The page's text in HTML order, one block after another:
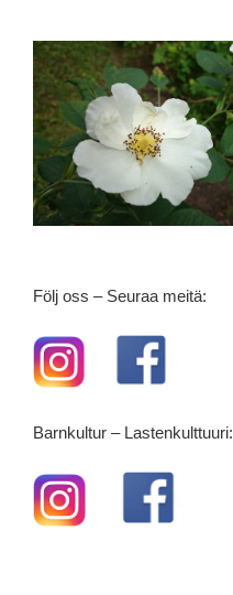
Följ oss – Seuraa meitä:
Barnkultur – Lastenkulttuuri: